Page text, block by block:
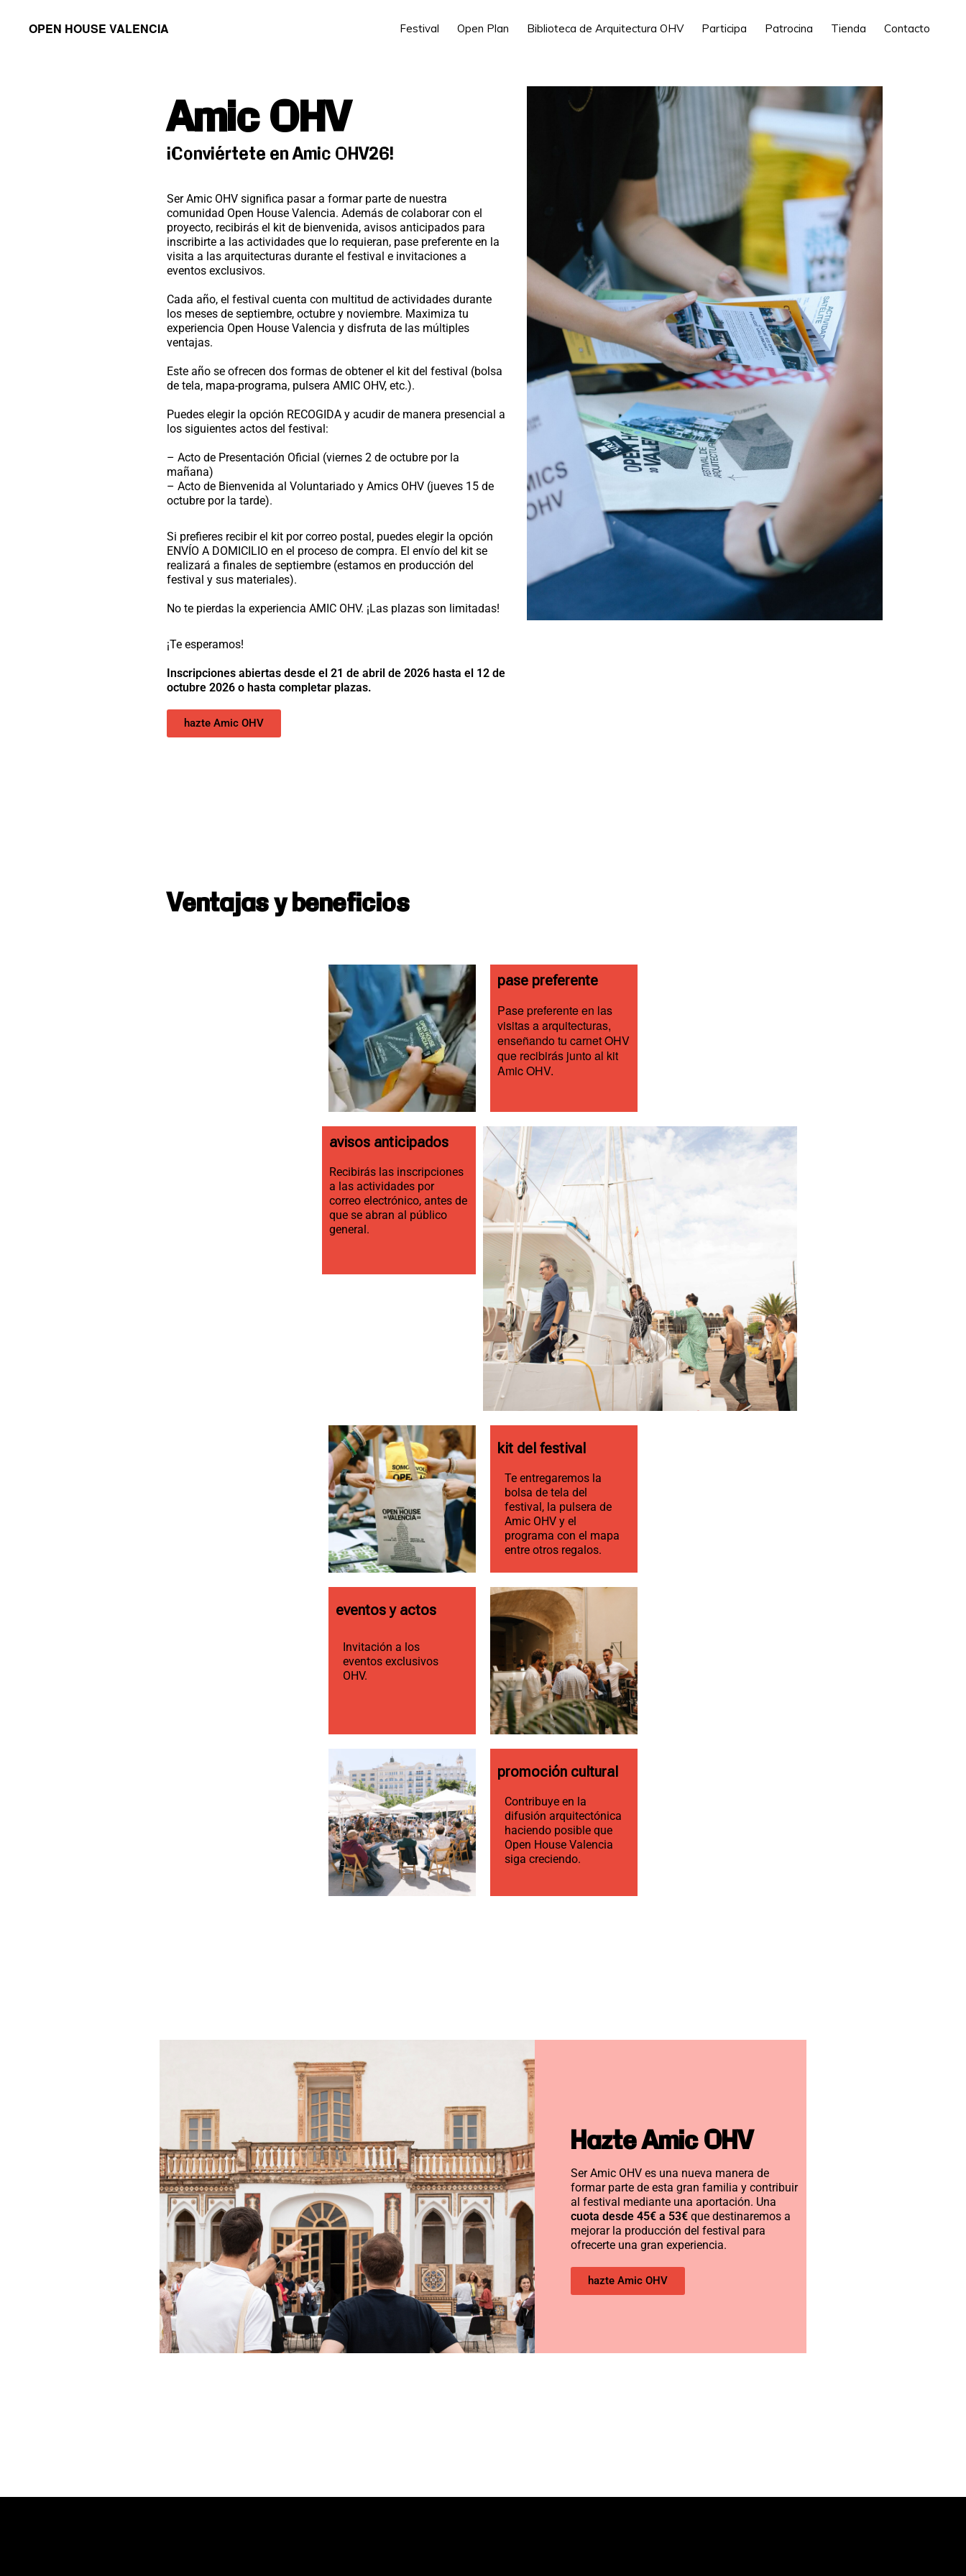
OPEN HOUSE VALENCIA Festival Open Plan Biblioteca de Arquitectura OHV Participa Patrocina Tienda Contacto
Amic OHV
¡Conviértete en Amic OHV26!
Ser Amic OHV significa pasar a formar parte de nuestra
comunidad Open House Valencia. Además de colaborar con el
proyecto, recibirás el kit de bienvenida, avisos anticipados para
inscribirte a las actividades que lo requieran, pase preferente en la
visita a las arquitecturas durante el festival e invitaciones a
eventos exclusivos.
Cada año, el festival cuenta con multitud de actividades durante
los meses de septiembre, octubre y noviembre. Maximiza tu
experiencia Open House Valencia y disfruta de las múltiples
ventajas.
Este año se ofrecen dos formas de obtener el kit del festival (bolsa
de tela, mapa-programa, pulsera AMIC OHV, etc.).
Puedes elegir la opción RECOGIDA y acudir de manera presencial a
los siguientes actos del festival:
– Acto de Presentación Oficial (viernes 2 de octubre por la
mañana)
– Acto de Bienvenida al Voluntariado y Amics OHV (jueves 15 de
octubre por la tarde).
Si prefieres recibir el kit por correo postal, puedes elegir la opción
ENVÍO A DOMICILIO en el proceso de compra. El envío del kit se
realizará a finales de septiembre (estamos en producción del
festival y sus materiales).
No te pierdas la experiencia AMIC OHV. ¡Las plazas son limitadas!
¡Te esperamos!
Inscripciones abiertas desde el 21 de abril de 2026 hasta el 12 de
octubre 2026 o hasta completar plazas.
hazte Amic OHV
Ventajas y beneficios
pase preferente
Pase preferente en las
visitas a arquitecturas,
enseñando tu carnet OHV
que recibirás junto al kit
Amic OHV.
avisos anticipados
Recibirás las inscripciones
a las actividades por
correo electrónico, antes de
que se abran al público
general.
kit del festival
Te entregaremos la
bolsa de tela del
festival, la pulsera de
Amic OHV y el
programa con el mapa
entre otros regalos.
eventos y actos
Invitación a los
eventos exclusivos
OHV.
promoción cultural
Contribuye en la
difusión arquitectónica
haciendo posible que
Open House Valencia
siga creciendo.
Hazte Amic OHV
Ser Amic OHV es una nueva manera de
formar parte de esta gran familia y contribuir
al festival mediante una aportación. Una
cuota desde 45€ a 53€ que destinaremos a
mejorar la producción del festival para
ofrecerte una gran experiencia.
hazte Amic OHV